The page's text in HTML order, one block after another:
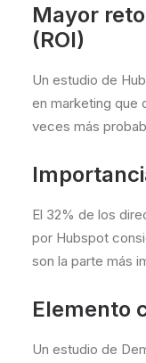
Mayor
(ROI)
Un estudio de
en marketing que
veces más
El 32% de los
por Hubspot
son la parte más
Elemento
Un estudio de